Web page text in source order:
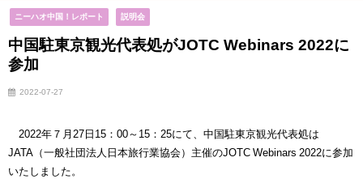
ニーハオ中国！レポート 説明会
中国駐東京観光代表処がJOTC Webinars 2022に
参加
2022-07-27
2022年７月27日15：00～15：25にて、中国駐東京観光代表処は
JATA（一般社団法人日本旅行業協会）主催のJOTC Webinars 2022に参加
いたしました。